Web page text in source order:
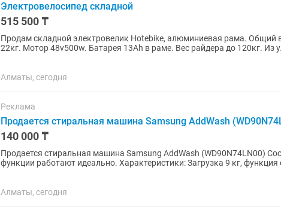
Электровелосипед складной
515 500 ₸
Продам складной электровелик Hotebike, алюминиевая рама. Общий
22кг. Мотор 48v500w. Батарея 13Ah в раме. Вес райдера до 120кг. Из улучшений: складные
Алматы, сегодня
Реклама
Продается стиральная машина Samsung AddWash
140 000 ₸
Продается стиральная машина Samsung AddWash (WD90N74LN00) Состояние: Отличное, все
функции работают идеально. Характеристики: Загрузка 9 кг, функция сушки, дозагрузка белья
Алматы, сегодня